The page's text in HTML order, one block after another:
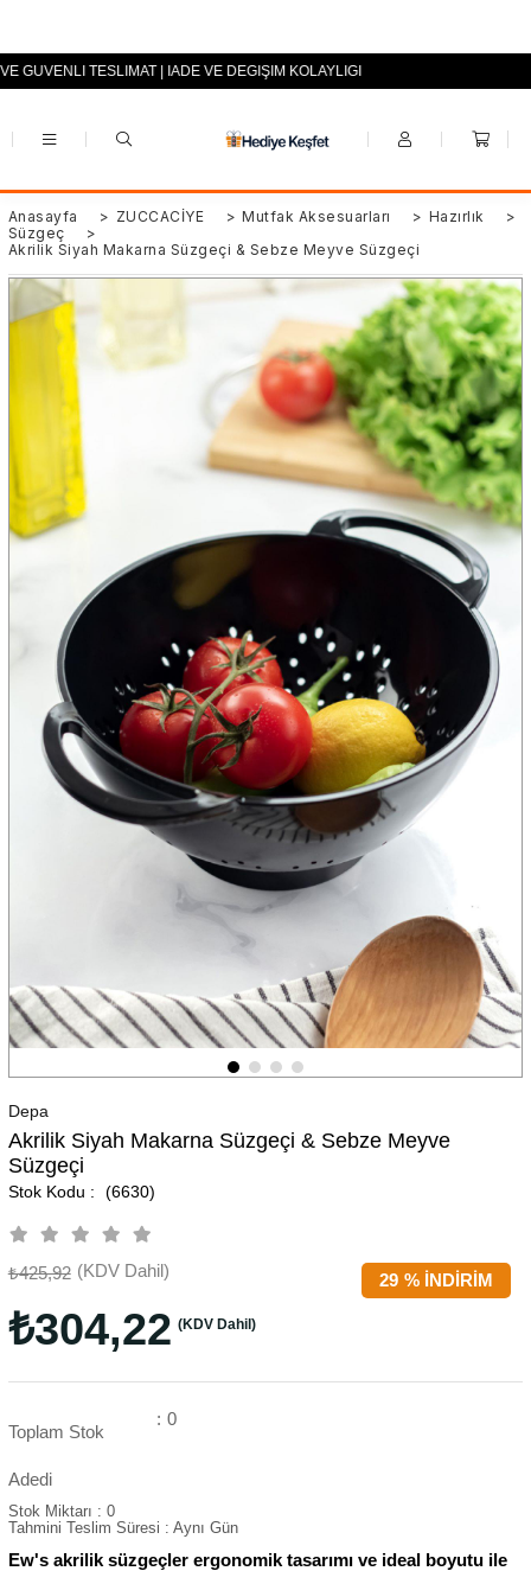
+90 (0553) 694 94 70
GÜVENLİ TESLİMAT | İADE VE DEĞİŞİM KOLAYLIĞI
Anasayfa > ZÜCCACİYE > Mutfak Aksesuarları > Hazırlık
>
Süzgeç
>
Akrilik Siyah Makarna Süzgeçi & Sebze Meyve Süzgeçi
Depa
Akrilik Siyah Makarna Süzgeçi & Sebze Meyve
Süzgeçi
(6630)
%
29 İNDIRIM
₺425,92 (KDV Dahil)
₺304,22 (KDV Dahil)
Toplam Stok
Adedi
: 0
Stok Miktarı : 0
Tahmini Teslim Süresi : Aynı Gün
Ew's akrilik süzgeçler ergonomik tasarımı ve ideal boyutu ile